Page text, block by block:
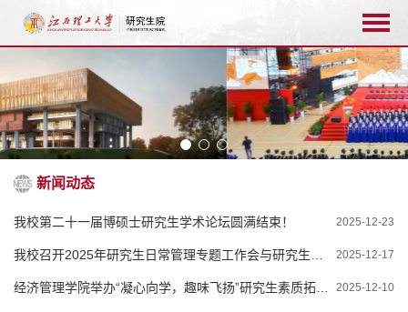
新闻动态
2025-12-23
我校第二十一届博硕士研究生学术论坛圆满结束！
2025-12-17
我校召开2025年研究生日常管理专题工作会与研究生导师及相关管理人员培训会
2025-12-10
经济管理学院举办“凝心向学，趣味飞扬”研究生素质拓展活动